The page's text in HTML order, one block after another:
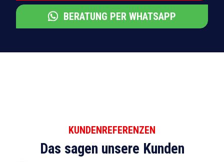
BERATUNG PER WHATSAPP
KUNDENREFERENZEN
Das sagen unsere Kunden